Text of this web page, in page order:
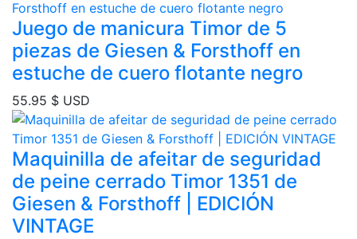
Juego de manicura Timor de 5
piezas de Giesen & Forsthoff en
estuche de cuero flotante negro
55.95 $ USD
Maquinilla de afeitar de seguridad
de peine cerrado Timor 1351 de
Giesen & Forsthoff | EDICIÓN
VINTAGE